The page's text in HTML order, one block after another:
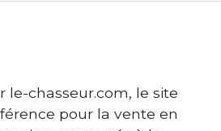
le-chasseur.com, le site
pour la vente en